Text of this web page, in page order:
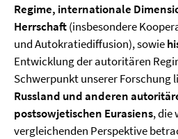
Regime, internationale
Herrschaft(insbesondere
und Autokratiediffusion), sowie
Entwicklung der autoritären
Schwerpunkt unserer Forschung
Russland und anderen
postsowjetischen Eurasiens, die
vergleichenden Perspektive